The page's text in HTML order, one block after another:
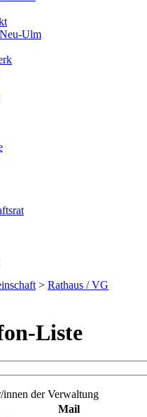
Ulm
> Rathaus / VG
Liste
der Verwaltung
Mail